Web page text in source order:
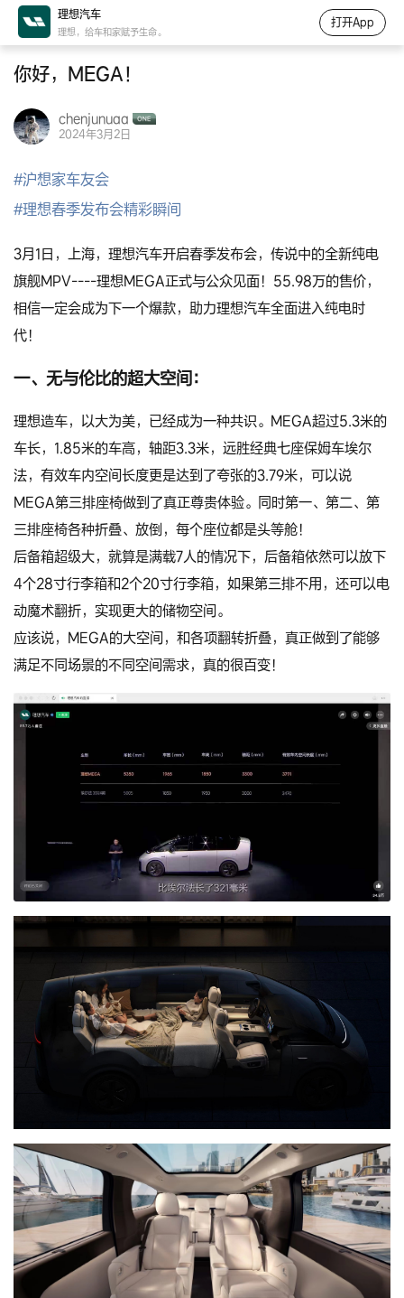
你好，MEGA！
chenjunuaa
2024年3月2日
#沪想家车友会
#理想春季发布会精彩瞬间
3月1日，上海，理想汽车开启春季发布会，传说中的全新纯电
旗舰MPV----理想MEGA正式与公众见面！55.98万的售价，
相信一定会成为下一个爆款，助力理想汽车全面进入纯电时
代！
一、无与伦比的超大空间：
理想造车，以大为美，已经成为一种共识。MEGA超过5.3米的
车长，1.85米的车高，轴距3.3米，远胜经典七座保姆车埃尔
法，有效车内空间长度更是达到了夸张的3.79米，可以说
MEGA第三排座椅做到了真正尊贵体验。同时第一、第二、第
三排座椅各种折叠、放倒，每个座位都是头等舱！
后备箱超级大，就算是满载7人的情况下，后备箱依然可以放下
4个28寸行李箱和2个20寸行李箱，如果第三排不用，还可以电
动魔术翻折，实现更大的储物空间。
应该说，MEGA的大空间，和各项翻转折叠，真正做到了能够
满足不同场景的不同空间需求，真的很百变！
理想汽车
理想，给车和家赋予生命。
打开App